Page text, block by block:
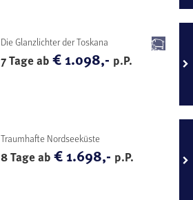
Die Glanzlichter der Toskana
7 Tage ab€ 1.098,- p.P.
Traumhafte Nordseeküste
8 Tage ab€ 1.698,- p.P.